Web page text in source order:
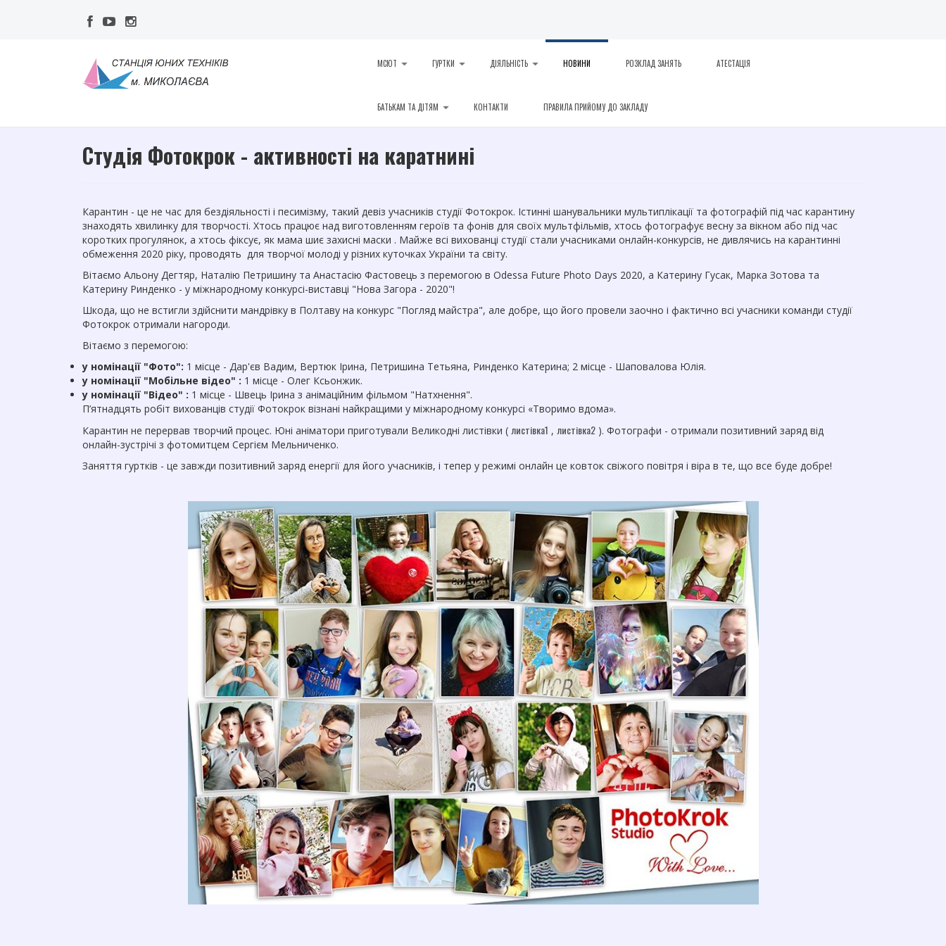
МСЮТ ГУРТКИ ДІЯЛЬНІСТЬ НОВИНИ РОЗКЛАД ЗАНЯТЬ АТЕСТАЦІЯ
БАТЬКАМ ТА ДІТЯМ КОНТАКТИ ПРАВИЛА ПРИЙОМУ ДО ЗАКЛАДУ
Студія Фотокрок - активності на каратнині
Карантин - це не час для бездіяльності і песимізму, такий девіз учасників студії Фотокрок. Істинні шанувальники мультиплікації та фотографій під час карантину
знаходять хвилинку для творчості. Хтось працює над виготовленням героїв та фонів для своїх мультфільмів, хтось фотографує весну за вікном або під час
коротких прогулянок, а хтось фіксує, як мама шиє захисні маски . Майже всі вихованці студії стали учасниками онлайн-конкурсів, не дивлячись на карантинні
обмеження 2020 ріку, проводять для творчої молоді у різних куточках України та світу.
Вітаємо Альону Дегтяр, Наталію Петришину та Анастасію Фастовець з перемогою в Odessa Future Photo Days 2020, а Катерину Гусак, Марка Зотова та
Катерину Ринденко - у міжнародному конкурсі-виставці "Нова Загора - 2020"!
Шкода, що не встигли здійснити мандрівку в Полтаву на конкурс "Погляд майстра", але добре, що його провели заочно і фактично всі учасники команди студії
Фотокрок отримали нагороди.
Вітаємо з перемогою:
у номінації "Фото": 1 місце - Дар'єв Вадим, Вертюк Ірина, Петришина Тетьяна, Ринденко Катерина; 2 місце - Шаповалова Юлія.
у номінації "Мобільне відео" : 1 місце - Олег Ксьонжик.
у номінації "Відео" : 1 місце - Швець Ірина з анімаційним фільмом "Натхнення".
П’ятнадцять робіт вихованців студії Фотокрок візнані найкращими у міжнародному конкурсі «Творимо вдома».
Карантин не перервав творчий процес. Юні аніматори приготували Великодні листівки ( листівка1 , листівка2 ). Фотографи - отримали позитивний заряд від
онлайн-зустрічі з фотомитцем Сергієм Мельниченко.
Заняття гуртків - це завжди позитивний заряд енергії для його учасників, і тепер у режимі онлайн це ковток свіжого повітря і віра в те, що все буде добре!